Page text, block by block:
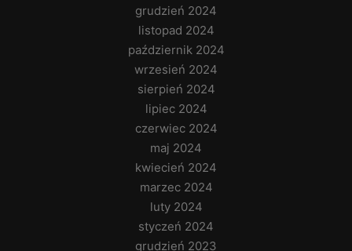
grudzień 2024
listopad 2024
październik 2024
wrzesień 2024
sierpień 2024
lipiec 2024
czerwiec 2024
maj 2024
kwiecień 2024
marzec 2024
luty 2024
styczeń 2024
grudzień 2023